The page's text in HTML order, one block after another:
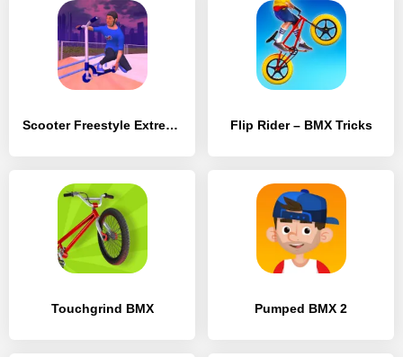
Scooter Freestyle Extreme 3D Flip Rider – BMX Tricks
Touchgrind BMX Pumped BMX 2